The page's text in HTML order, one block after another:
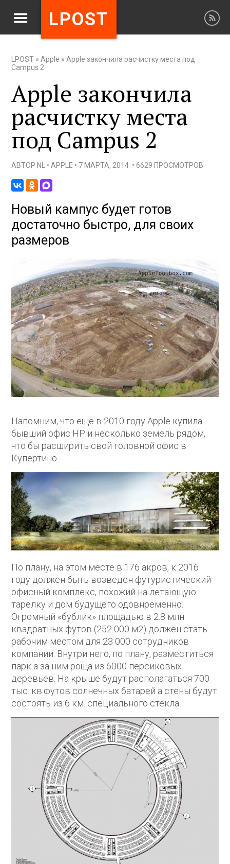
LPOST
LPOST »Apple »Apple закончила расчистку места под
Campus 2
Apple закончила
расчистку места
под Campus 2
АВТОР NL •APPLE • 7 МАРТА, 2014 •6629 ПРОСМОТРОВ
Новый кампус будет готов
достаточно быстро, для своих
размеров
Напомним, что еще в 2010 году Apple купила
бывший офис HP и несколько земель рядом,
что бы расширить свой головной офис в
Купертино.
По плану, на этом месте в 176 акров, к 2016
году должен быть возведен футуристический
офисный комплекс, похожий на летающую
тарелку и дом будущего одовнременно.
Огромный «бублик» площадью в 2.8 млн.
квадратных футов (252 000 м2) должен стать
рабочим местом для 23 000 сотрудников
компании. Внутри него, по плану, разместиться
парк а за ним роща из 6000 персиковых
деревьев. На крыше будут располагаться 700
тыс. кв.футов солнечных батарей а стены будут
состоять из 6 км. специального стекла.